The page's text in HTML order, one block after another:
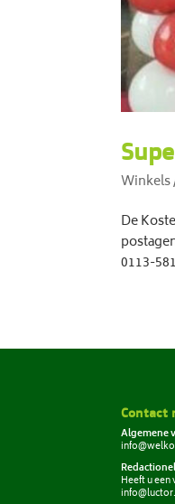
De
0113-
Contact
Algemene
Heeft u